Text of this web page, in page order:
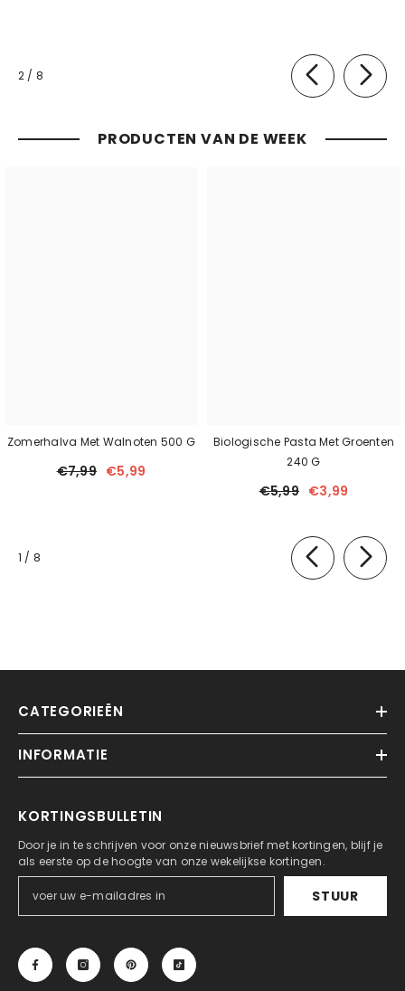
2 / van
8
PRODUCTEN VAN DE WEEK
Zomerhalva Met Walnoten 500 G
€7,99 €5,99
Biologische Pasta Met Groenten
240 G
€5,99 €3,99
1 / van
8
CATEGORIEËN
INFORMATIE
KORTINGSBULLETIN
Door je in te schrijven voor onze nieuwsbrief met kortingen, blijf je
als eerste op de hoogte van onze wekelijkse kortingen.
STUUR